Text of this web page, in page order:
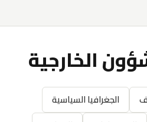
الخارجية
الجغرافيا السياسية